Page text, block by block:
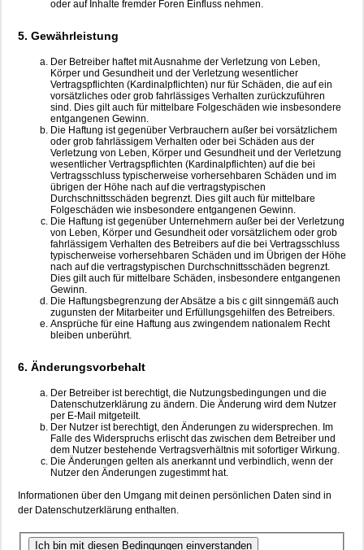
oder auf Inhalte fremder Foren Einfluss nehmen.
5. Gewährleistung
Der Betreiber haftet mit Ausnahme der Verletzung von Leben,
Körper und Gesundheit und der Verletzung wesentlicher
Vertragspflichten (Kardinalpflichten) nur für Schäden, die auf ein
vorsätzliches oder grob fahrlässiges Verhalten zurückzuführen
sind. Dies gilt auch für mittelbare Folgeschäden wie insbesondere
entgangenen Gewinn.
Die Haftung ist gegenüber Verbrauchern außer bei vorsätzlichem
oder grob fahrlässigem Verhalten oder bei Schäden aus der
Verletzung von Leben, Körper und Gesundheit und der Verletzung
wesentlicher Vertragspflichten (Kardinalpflichten) auf die bei
Vertragsschluss typischerweise vorhersehbaren Schäden und im
übrigen der Höhe nach auf die vertragstypischen
Durchschnittsschäden begrenzt. Dies gilt auch für mittelbare
Folgeschäden wie insbesondere entgangenen Gewinn.
Die Haftung ist gegenüber Unternehmern außer bei der Verletzung
von Leben, Körper und Gesundheit oder vorsätzlichem oder grob
fahrlässigem Verhalten des Betreibers auf die bei Vertragsschluss
typischerweise vorhersehbaren Schäden und im Übrigen der Höhe
nach auf die vertragstypischen Durchschnittsschäden begrenzt.
Dies gilt auch für mittelbare Schäden, insbesondere entgangenen
Gewinn.
Die Haftungsbegrenzung der Absätze a bis c gilt sinngemäß auch
zugunsten der Mitarbeiter und Erfüllungsgehilfen des Betreibers.
Ansprüche für eine Haftung aus zwingendem nationalem Recht
bleiben unberührt.
6. Änderungsvorbehalt
Der Betreiber ist berechtigt, die Nutzungsbedingungen und die
Datenschutzerklärung zu ändern. Die Änderung wird dem Nutzer
per E-Mail mitgeteilt.
Der Nutzer ist berechtigt, den Änderungen zu widersprechen. Im
Falle des Widerspruchs erlischt das zwischen dem Betreiber und
dem Nutzer bestehende Vertragsverhältnis mit sofortiger Wirkung.
Die Änderungen gelten als anerkannt und verbindlich, wenn der
Nutzer den Änderungen zugestimmt hat.
Informationen über den Umgang mit deinen persönlichen Daten sind in
der Datenschutzerklärung enthalten.